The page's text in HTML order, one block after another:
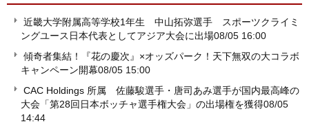
近畿大学附属高等学校1年生 中山拓弥選手 スポーツクライミ
ングユース日本代表としてアジア大会に出場08/05 16:00
傾奇者集結！『花の慶次』×オッズパーク！天下無双の大コラボ
キャンペーン開幕08/05 15:00
CAC Holdings 所属 佐藤駿選手・唐司あみ選手が国内最高峰の
大会「第28回日本ボッチャ選手権大会」の出場権を獲得08/05
14:44